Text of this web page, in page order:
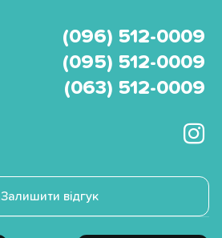
(096) 512-0009
(095) 512-0009
(063) 512-0009
Залишити відгук